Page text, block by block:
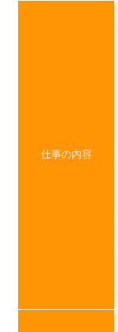
仕事の内容